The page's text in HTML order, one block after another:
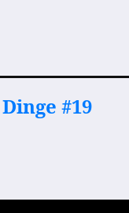
#19